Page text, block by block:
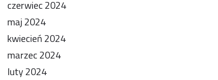
czerwiec 2024
maj 2024
kwiecień 2024
marzec 2024
luty 2024